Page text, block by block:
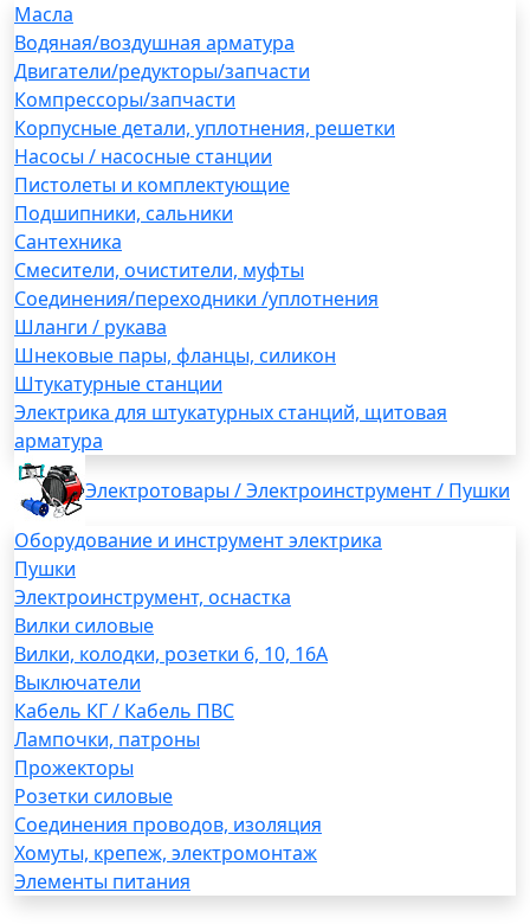
Масла
Водяная/воздушная арматура
Двигатели/редукторы/запчасти
Компрессоры/запчасти
Корпусные детали, уплотнения, решетки
Насосы / насосные станции
Пистолеты и комплектующие
Подшипники, сальники
Сантехника
Смесители, очистители, муфты
Соединения/переходники /уплотнения
Шланги / рукава
Шнековые пары, фланцы, силикон
Штукатурные станции
Электрика для штукатурных станций, щитовая
арматура
Электротовары / Электроинструмент / Пушки
Оборудование и инструмент электрика
Пушки
Электроинструмент, оснастка
Вилки силовые
Вилки, колодки, розетки 6, 10, 16А
Выключатели
Кабель КГ / Кабель ПВС
Лампочки, патроны
Прожекторы
Розетки силовые
Соединения проводов, изоляция
Хомуты, крепеж, электромонтаж
Элементы питания